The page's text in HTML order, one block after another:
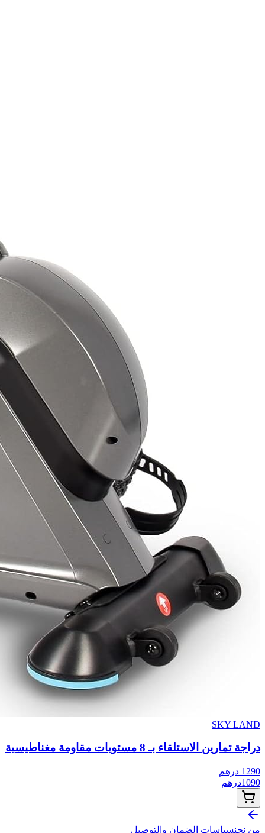
SKY LAND
دراجة تمارين الاستلقاء بـ 8 مستويات مقاومة مغناطيسية
1290 درهم
1090درهم
من نحنسياسات الضمان والتوصيل